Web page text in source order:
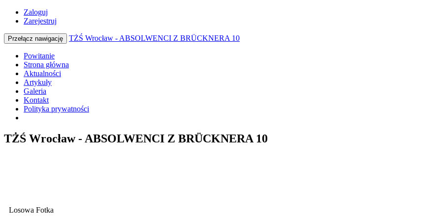
Zaloguj
Zarejestruj
Przełącz nawigację TŻŚ Wrocław - ABSOLWENCI Z BRÜCKNERA 10
Powitanie
Strona główna
Aktualności
Artykuły
Galeria
Kontakt
Polityka prywatności
TŻŚ Wrocław - ABSOLWENCI Z BRÜCKNERA 10
Losowa Fotka